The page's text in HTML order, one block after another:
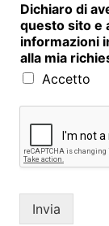
Dichiaro di
questo sito e
informazioni
alla mia
Accetto
Invia